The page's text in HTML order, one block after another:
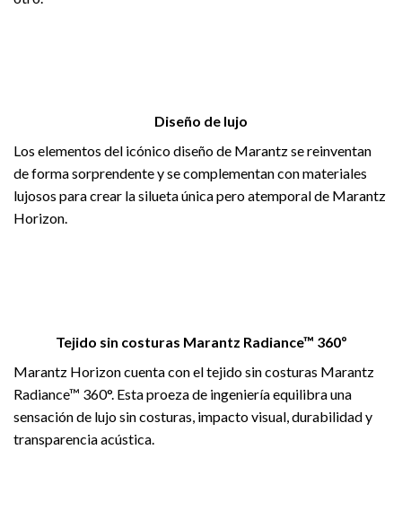
Diseño de lujo
Los elementos del icónico diseño de Marantz se reinventan
de forma sorprendente y se complementan con materiales
lujosos para crear la silueta única pero atemporal de Marantz
Horizon.
Tejido sin costuras Marantz Radiance™ 360º
Marantz Horizon cuenta con el tejido sin costuras Marantz
Radiance™ 360°. Esta proeza de ingeniería equilibra una
sensación de lujo sin costuras, impacto visual, durabilidad y
transparencia acústica.